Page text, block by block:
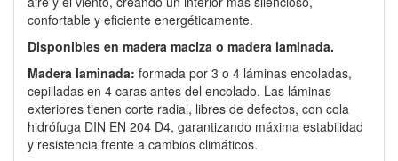
confortable y eficiente energéticamente.
Disponibles en madera maciza o madera laminada.
Madera laminada: formada por 3 o 4 láminas encoladas,
cepilladas en 4 caras antes del encolado. Las láminas
exteriores tienen corte radial, libres de defectos, con cola
hidrófuga DIN EN 204 D4, garantizando máxima estabilidad
y resistencia frente a cambios climáticos.